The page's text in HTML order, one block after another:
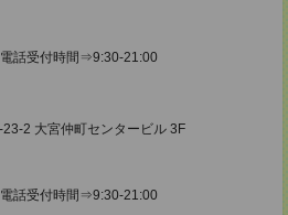
話受付時間⇒9:30-21:00
2 大宮仲町センタービル 3F
話受付時間⇒9:30-21:00